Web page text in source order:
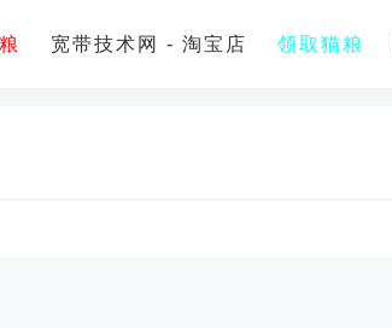
宽带技术网 - 淘宝店 领取猫粮